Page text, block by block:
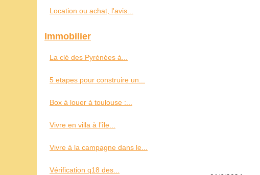
Location ou achat, l'avis...
Immobilier
La clé des Pyrénées à...
5 etapes pour construire un...
Box à louer à toulouse :...
Vivre en villa à l’île...
Vivre à la campagne dans le...
Vérification q18 des...